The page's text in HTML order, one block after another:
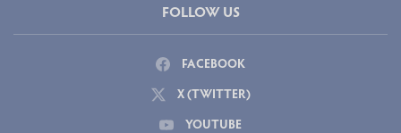
FOLLOW US
FACEBOOK
X (TWITTER)
YOUTUBE